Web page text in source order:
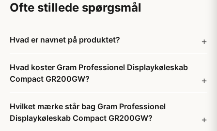
Ofte stillede spørgsmål
Hvad er navnet på produktet?
Hvad koster Gram Professionel Displaykøleskab
Compact GR200GW?
Hvilket mærke står bag Gram Professionel
Displaykøleskab Compact GR200GW?